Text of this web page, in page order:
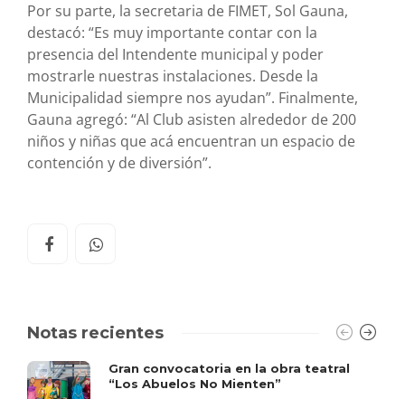
Por su parte, la secretaria de FIMET, Sol Gauna,
destacó: “Es muy importante contar con la
presencia del Intendente municipal y poder
mostrarle nuestras instalaciones. Desde la
Municipalidad siempre nos ayudan”. Finalmente,
Gauna agregó: “Al Club asisten alrededor de 200
niños y niñas que acá encuentran un espacio de
contención y de diversión”.
Notas recientes
Gran convocatoria en la obra teatral
“Los Abuelos No Mienten”